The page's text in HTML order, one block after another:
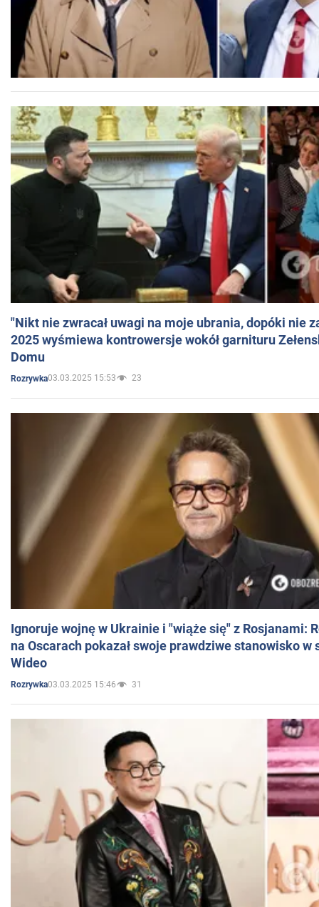
"Nikt nie zwracał uwagi na moje ubrania, dopóki nie
2025 wyśmiewa kontrowersje wokół garnituru
Domu
Rozrywka03.03.2025 15:53 23
Ignoruje wojnę w Ukrainie i "wiąże się" z Rosjanami:
na Oscarach pokazał swoje prawdziwe stanowisko w
Wideo
Rozrywka03.03.2025 15:46 31